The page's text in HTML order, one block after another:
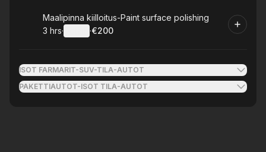
Book
Maalipinna kiilloitus-Paint surface polishing
. Duration:
3 hrs· ·
.Price
€200
ISOT FARMARIT-SUV-TILA-AUTOT
PAKETTIAUTOT-ISOT TILA-AUTOT